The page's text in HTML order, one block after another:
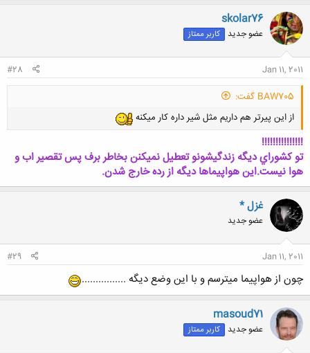
skolar76
عضو جدید کاربر ممتاز
Jan 11, 2011
#28
BAW705 گفت:
از این پیرتر هم داریم مثل شیر داره کار میکنه
!!!!!!!!!!!!!!!
تو كشوراي ديگه زندگيشونو تعطيل نميكنن بخاطر برف پس تقصير اب و
هوا نيست.اين هواپيماها ديگه از رده خارج شدن.
غزل *
عضو جدید
Jan 11, 2011
#29
چون از هواپیما میترسم و با این وضع دیگه ................
masoud71
عضو جدید کاربر ممتاز